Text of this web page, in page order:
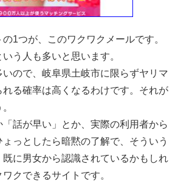
1つが、このワクワクメールです。
う人も多いと思います。
ので、岐阜県土岐市に限らずヤリマ
れる確率は高くなるわけです。それが
「話が早い」とか、実際の利用者から
っとしたら暗黙の了解で、そういう
に男女から認識されているかもしれ
クできるサイトです。